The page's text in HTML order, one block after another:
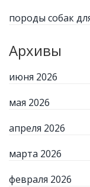
породы собак
Архивы
июня 2026
мая 2026
апреля 2026
марта 2026
февраля 2026